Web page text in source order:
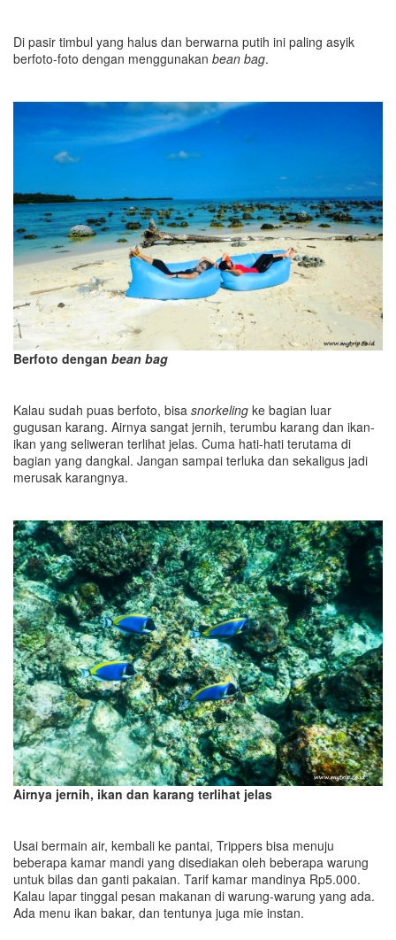
Di pasir timbul yang halus dan berwarna putih ini paling asyik
berfoto-foto dengan menggunakan bean bag.
Berfoto dengan bean bag
Kalau sudah puas berfoto, bisa snorkeling ke bagian luar
gugusan karang. Airnya sangat jernih, terumbu karang dan ikan-
ikan yang seliweran terlihat jelas. Cuma hati-hati terutama di
bagian yang dangkal. Jangan sampai terluka dan sekaligus jadi
merusak karangnya.
Airnya jernih, ikan dan karang terlihat jelas
Usai bermain air, kembali ke pantai, Trippers bisa menuju
beberapa kamar mandi yang disediakan oleh beberapa warung
untuk bilas dan ganti pakaian. Tarif kamar mandinya Rp5.000.
Kalau lapar tinggal pesan makanan di warung-warung yang ada.
Ada menu ikan bakar, dan tentunya juga mie instan.